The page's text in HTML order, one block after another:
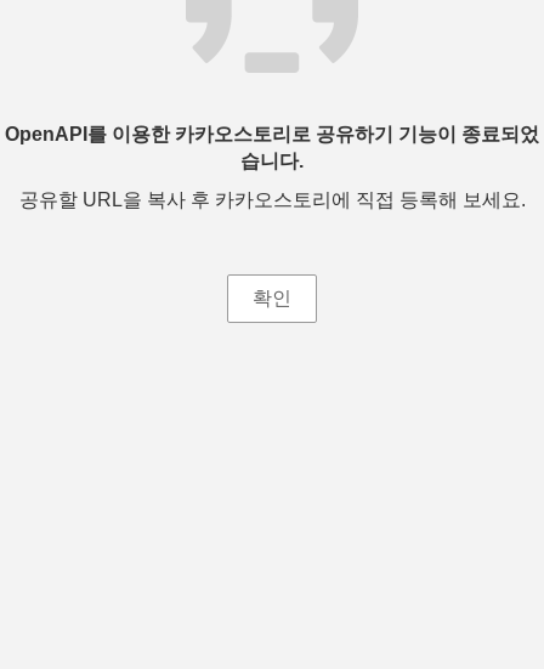
OpenAPI를 이용한 카카오스토리로 공유하기 기능이 종료되었
습니다.
공유할 URL을 복사 후 카카오스토리에 직접 등록해 보세요.
확인